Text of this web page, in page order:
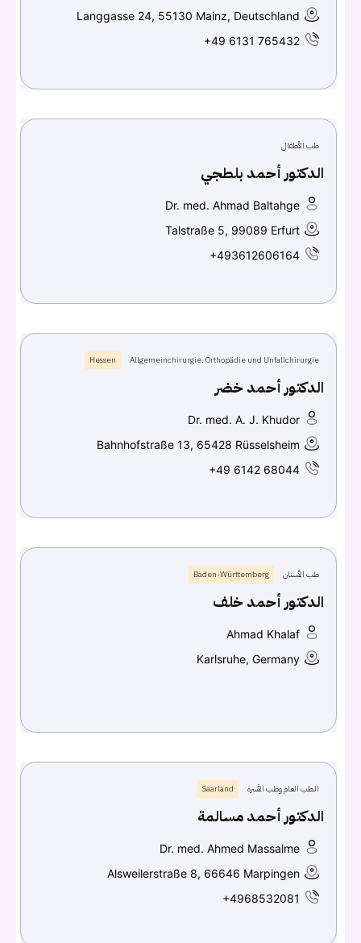
Don't have an account?
Langgasse 24, 55130 Mainz, Deutschland
+49 6131 765432
طب الأطفال
الدكتور أحمد بلطجي
Dr. med. Ahmad Baltahge
Talstraße 5, 99089 Erfurt
+493612606164
Allgemeinchirurgie, Orthopädie und Unfallchirurgie
Hessen
الدكتور أحمد خضر
Dr. med. A. J. Khudor
Bahnhofstraße 13, 65428 Rüsselsheim
+49 6142 68044
طب الأسنان Baden-Württemberg
الدكتور أحمد خلف
Ahmad Khalaf
Karlsruhe, Germany
الطب العام وطب الأسرة Saarland
الدكتور أحمد مسالمة
Dr. med. Ahmed Massalme
Alsweilerstraße 8, 66646 Marpingen
+4968532081